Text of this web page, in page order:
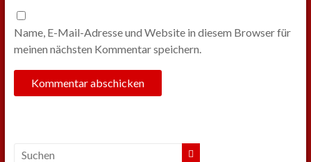
Name, E-Mail-Adresse und Website in diesem Browser für
meinen nächsten Kommentar speichern.